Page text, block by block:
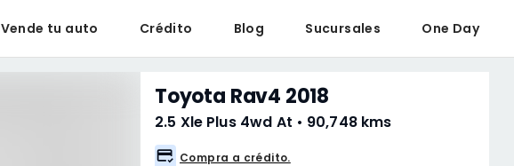
Vende tu auto Crédito Blog Sucursales One Day
Toyota Rav4 2018
2.5 Xle Plus 4wd At • 90,748 kms
Compra a crédito.